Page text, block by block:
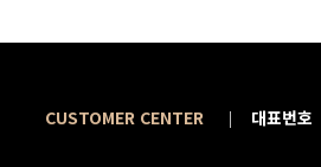
CUSTOMER CENTER 대표번호